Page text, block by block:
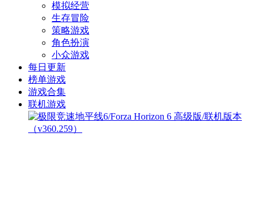
模拟经营
生存冒险
策略游戏
角色扮演
小众游戏
每日更新
榜单游戏
游戏合集
联机游戏